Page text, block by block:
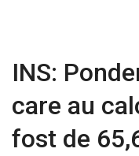
INS:
care au
fost de